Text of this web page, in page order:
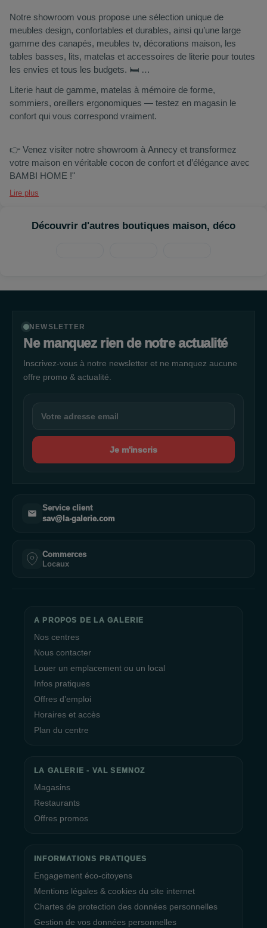
Notre showroom vous propose une sélection unique de
meubles design, confortables et durables, ainsi qu’une large
gamme des canapés, meubles tv, décorations maison, les
tables basses, lits, matelas et accessoires de literie pour toutes
les envies et tous les budgets. 🛏️
Literie haut de gamme, matelas à mémoire de forme,
sommiers, oreillers ergonomiques — testez en magasin le
confort qui vous correspond vraiment.
👉 Venez visiter notre showroom à Annecy et transformez
votre maison en véritable cocon de confort et d’élégance avec
BAMBI HOME !"
Lire plus
Découvrir d'autres boutiques maison, déco
NEWSLETTER
Ne manquez rien de notre actualité
Inscrivez-vous à notre newsletter et ne manquez aucune
offre promo & actualité.
Je m'inscris
Service client
sav@la-galerie.com
Commerces
Locaux
A PROPOS DE LA GALERIE
Nos centres
Nous contacter
Louer un emplacement ou un local
Infos pratiques
Offres d’emploi
Horaires et accès
Plan du centre
LA GALERIE - VAL SEMNOZ
Magasins
Restaurants
Offres promos
INFORMATIONS PRATIQUES
Engagement éco-citoyens
Mentions légales & cookies du site internet
Chartes de protection des données personnelles
Gestion de vos données personnelles